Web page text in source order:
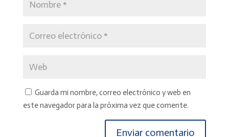
Guarda mi nombre, correo electrónico y web en
este navegador para la próxima vez que comente.